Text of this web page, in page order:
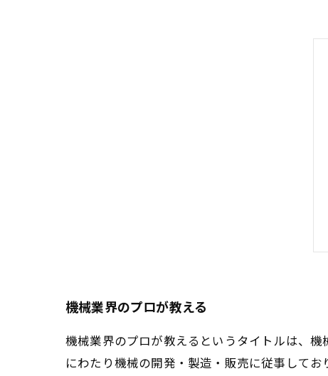
機械業界のプロが教える
機械業界のプロが教えるというタイトルは、
にわたり機械の開発・製造・販売に従事して